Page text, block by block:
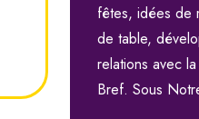
fêtes, idées de
de table,
relations avec
Bref. Sous